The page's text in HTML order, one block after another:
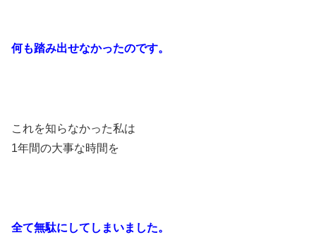
何も踏み出せなかったのです。
これを知らなかった私は
1年間の大事な時間を
全て無駄にしてしまいました。